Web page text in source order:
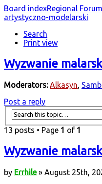
Board indexRegional
artystyczno-modelarski
Search
Print view
Wyzwanie
Moderators: Alkasyn,
Post a reply
13 posts • Page 1 of 1
Wyzwanie
by Errhile» August 25th,